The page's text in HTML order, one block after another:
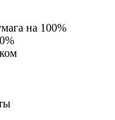
на 100%